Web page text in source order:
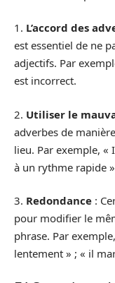
1. L’accord des
est essentiel de ne
adjectifs. Par
est incorrect.
2. Utiliser le
adverbes de
lieu. Par exemple, «
à un rythme rapide
3. Redondance :
pour modifier le
phrase. Par
lentement » ; « il